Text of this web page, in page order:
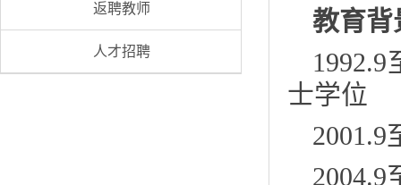
返聘教师
人才招聘
教育背
士学位
2001.9
2004.9